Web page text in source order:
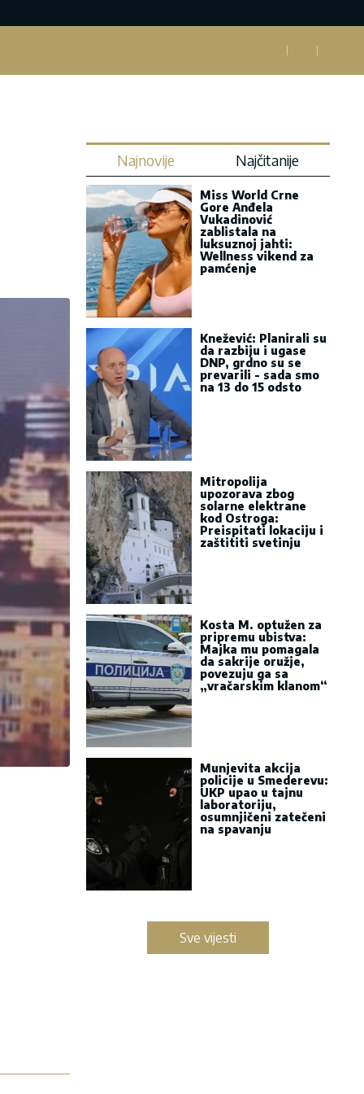
Najnovije Najčitanije
Miss World Crne
Gore Anđela
Vukadinović
zablistala na
luksuznoj jahti:
Wellness vikend za
pamćenje
Knežević: Planirali su
da razbiju i ugase
DNP, grdno su se
prevarili - sada smo
na 13 do 15 odsto
Mitropolija
upozorava zbog
solarne elektrane
kod Ostroga:
Preispitati lokaciju i
zaštititi svetinju
Kosta M. optužen za
pripremu ubistva:
Majka mu pomagala
da sakrije oružje,
povezuju ga sa
„vračarskim klanom“
Munjevita akcija
policije u Smederevu:
UKP upao u tajnu
laboratoriju,
osumnjičeni zatečeni
na spavanju
Sve vijesti